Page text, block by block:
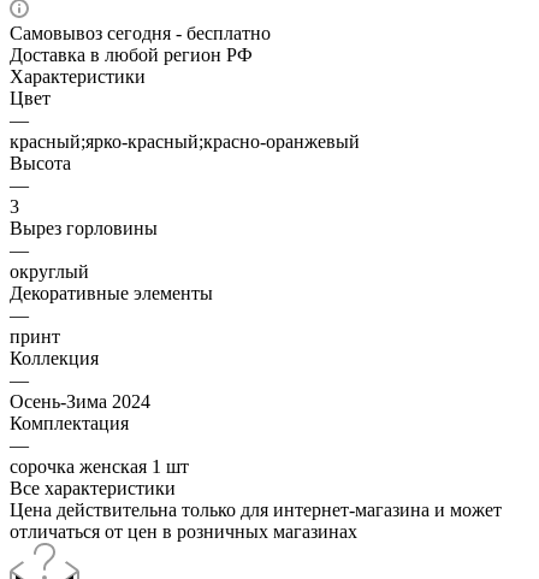
Самовывоз сегодня - бесплатно
Доставка в любой регион РФ
Характеристики
Цвет
—
красный;ярко-красный;красно-оранжевый
Высота
—
3
Вырез горловины
—
округлый
Декоративные элементы
—
принт
Коллекция
—
Осень-Зима 2024
Комплектация
—
сорочка женская 1 шт
Все характеристики
Цена действительна только для интернет-магазина и может
отличаться от цен в розничных магазинах